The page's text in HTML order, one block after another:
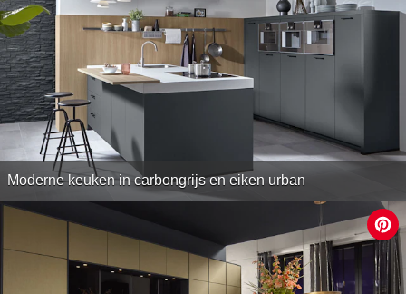
Moderne keuken in carbongrijs en eiken urban